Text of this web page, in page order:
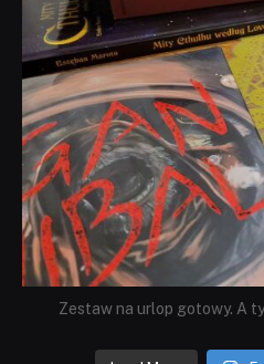
Zestaw na urlop gotowy. A